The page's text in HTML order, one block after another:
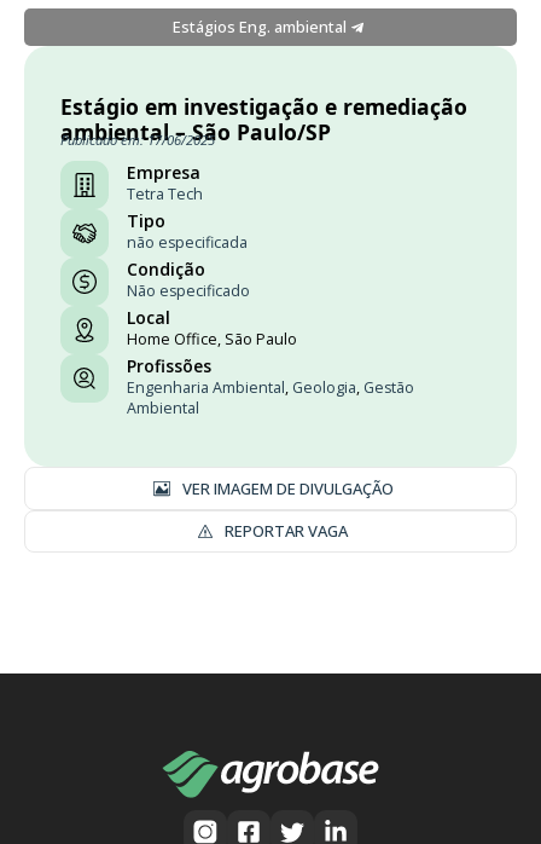
Estágios Eng. ambiental
Estágio em investigação e remediação
ambiental – São Paulo/SP
Publicado em: 17/06/2025
Empresa
Tetra Tech
Tipo
não especificada
Condição
Não especificado
Local
Home Office, São Paulo
Profissões
Engenharia Ambiental, Geologia, Gestão
Ambiental
VER IMAGEM DE DIVULGAÇÃO
REPORTAR VAGA